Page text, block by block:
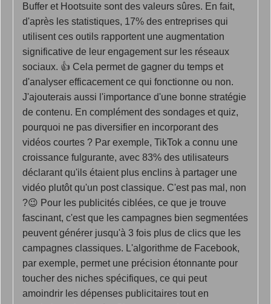
Buffer et Hootsuite sont des valeurs sûres. En fait,
d'après les statistiques, 17% des entreprises qui
utilisent ces outils rapportent une augmentation
significative de leur engagement sur les réseaux
sociaux. 👍 Cela permet de gagner du temps et
d'analyser efficacement ce qui fonctionne ou non.
J'ajouterais aussi l'importance d'une bonne stratégie
de contenu. En complément des sondages et quiz,
pourquoi ne pas diversifier en incorporant des
vidéos courtes ? Par exemple, TikTok a connu une
croissance fulgurante, avec 83% des utilisateurs
déclarant qu'ils étaient plus enclins à partager une
vidéo plutôt qu'un post classique. C'est pas mal, non
?😉 Pour les publicités ciblées, ce que je trouve
fascinant, c'est que les campagnes bien segmentées
peuvent générer jusqu'à 3 fois plus de clics que les
campagnes classiques. L'algorithme de Facebook,
par exemple, permet une précision étonnante pour
toucher des niches spécifiques, ce qui peut
amoindrir les dépenses publicitaires tout en